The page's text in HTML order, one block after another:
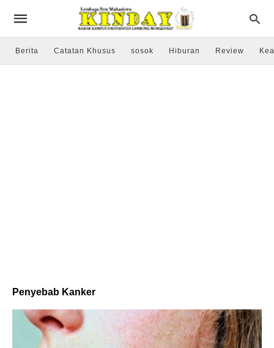
Berita Catatan Khusus sosok Hiburan Review
Penyebab Kanker